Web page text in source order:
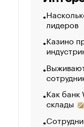
лидеров
Казино
Как банк
склады